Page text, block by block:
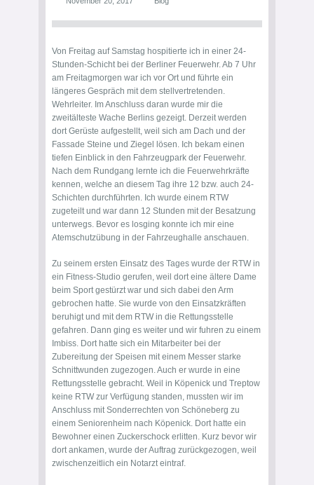
Von Freitag auf Samstag hospitierte ich in einer 24-
Stunden-Schicht bei der Berliner Feuerwehr. Ab 7 Uhr
am Freitagmorgen war ich vor Ort und führte ein
längeres Gespräch mit dem stellvertretenden.
Wehrleiter. Im Anschluss daran wurde mir die
zweitälteste Wache Berlins gezeigt. Derzeit werden
dort Gerüste aufgestellt, weil sich am Dach und der
Fassade Steine und Ziegel lösen. Ich bekam einen
tiefen Einblick in den Fahrzeugpark der Feuerwehr.
Nach dem Rundgang lernte ich die Feuerwehrkräfte
kennen, welche an diesem Tag ihre 12 bzw. auch 24-
Schichten durchführten. Ich wurde einem RTW
zugeteilt und war dann 12 Stunden mit der Besatzung
unterwegs. Bevor es losging konnte ich mir eine
Atemschutzübung in der Fahrzeughalle anschauen.
Zu seinem ersten Einsatz des Tages wurde der RTW in
ein Fitness-Studio gerufen, weil dort eine ältere Dame
beim Sport gestürzt war und sich dabei den Arm
gebrochen hatte. Sie wurde von den Einsatzkräften
beruhigt und mit dem RTW in die Rettungsstelle
gefahren. Dann ging es weiter und wir fuhren zu einem
Imbiss. Dort hatte sich ein Mitarbeiter bei der
Zubereitung der Speisen mit einem Messer starke
Schnittwunden zugezogen. Auch er wurde in eine
Rettungsstelle gebracht. Weil in Köpenick und Treptow
keine RTW zur Verfügung standen, mussten wir im
Anschluss mit Sonderrechten von Schöneberg zu
einem Seniorenheim nach Köpenick. Dort hatte ein
Bewohner einen Zuckerschock erlitten. Kurz bevor wir
dort ankamen, wurde der Auftrag zurückgezogen, weil
zwischenzeitlich ein Notarzt eintraf.